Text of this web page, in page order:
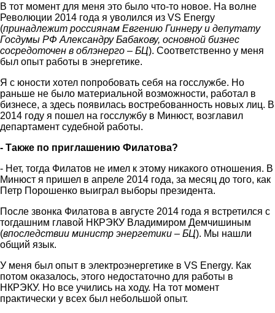
В тот момент для меня это было что-то новое. На волне
Революции 2014 года я уволился из VS Energy
(принадлежит россиянам Евгению Гиннеру и депутату
Госдумы РФ Александру Бабакову, основной бизнес
сосредоточен в облэнерго – БЦ). Соответственно у меня
был опыт работы в энергетике.
Я с юности хотел попробовать себя на госслужбе. Но
раньше не было материальной возможности, работал в
бизнесе, а здесь появилась востребованность новых лиц. В
2014 году я пошел на госслужбу в Минюст, возглавил
департамент судебной работы.
- Также по приглашению Филатова?
- Нет, тогда Филатов не имел к этому никакого отношения. В
Минюст я пришел в апреле 2014 года, за месяц до того, как
Петр Порошенко выиграл выборы президента.
После звонка Филатова в августе 2014 года я встретился с
тогдашним главой НКРЭКУ Владимиром Демчишиным
(впоследствии министр энергетики – БЦ). Мы нашли
общий язык.
У меня был опыт в электроэнергетике в VS Energy. Как
потом оказалось, этого недостаточно для работы в
НКРЭКУ. Но все учились на ходу. На тот момент
практически у всех был небольшой опыт.